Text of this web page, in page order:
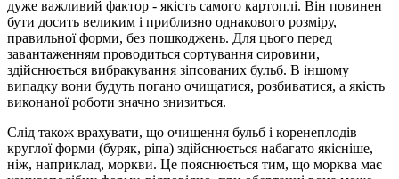
дуже важливий фактор - якість самого картоплі. Він повинен
бути досить великим і приблизно однакового розміру,
правильної форми, без пошкоджень. Для цього перед
завантаженням проводиться сортування сировини,
здійснюється вибракування зіпсованих бульб. В іншому
випадку вони будуть погано очищатися, розбиватися, а якість
виконаної роботи значно знизиться.
Слід також врахувати, що очищення бульб і коренеплодів
круглої форми (буряк, ріпа) здійснюється набагато якісніше,
ніж, наприклад, моркви. Це пояснюється тим, що морква має